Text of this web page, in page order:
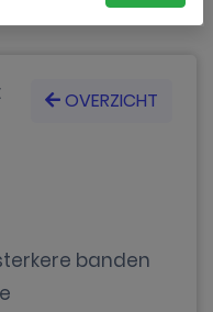
OVERZICHT
banden